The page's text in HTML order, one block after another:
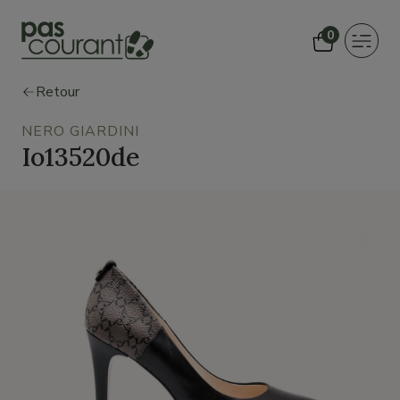
0
Toggle
Retour
NERO GIARDINI
Io13520de